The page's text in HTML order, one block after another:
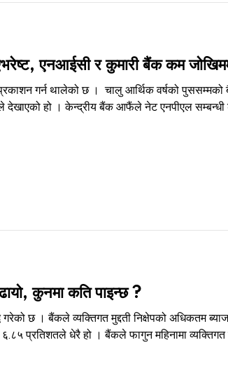
एनआईसी र कुमारी बैंक कम
गर्न थालेको छ । चालु आर्थिक वर्षको पुससम्मको
हो । केन्द्रीय बैंक आफैंले नेट एनपीएल सम्बन्धी
कुनमा कति पाइन्छ ?
गरेको छ । बैंकले व्यक्तिगत मुद्दती निक्षेपको अधिकतम
प्रतिशतले धेरै हो । बैंकले फागुन महिनामा व्यक्तिगत